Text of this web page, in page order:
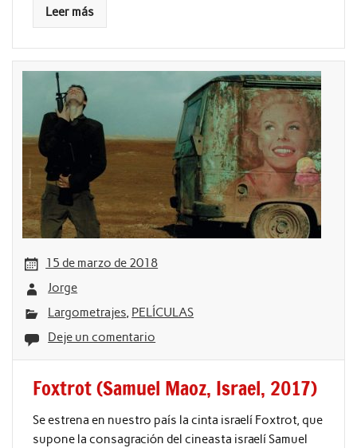
Leer más
15 de marzo de 2018
Jorge
Largometrajes, PELÍCULAS
Deje un comentario
Foxtrot (Samuel Maoz, Israel, 2017)
Se estrena en nuestro país la cinta israelí Foxtrot, que
supone la consagración del cineasta israelí Samuel